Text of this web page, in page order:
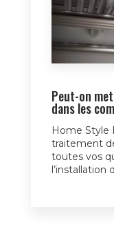
Peut-on
dans les
Home Style
traitement
toutes vos
l’installation